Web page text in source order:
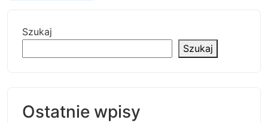
Szukaj
Szukaj
Ostatnie wpisy